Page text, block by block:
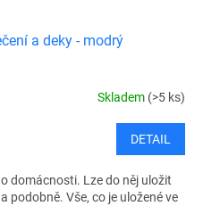
a deky - modrý
Skladem (>5 ks)
DETAIL
domácnosti. Lze do něj uložit
podobně. Vše, co je uložené ve